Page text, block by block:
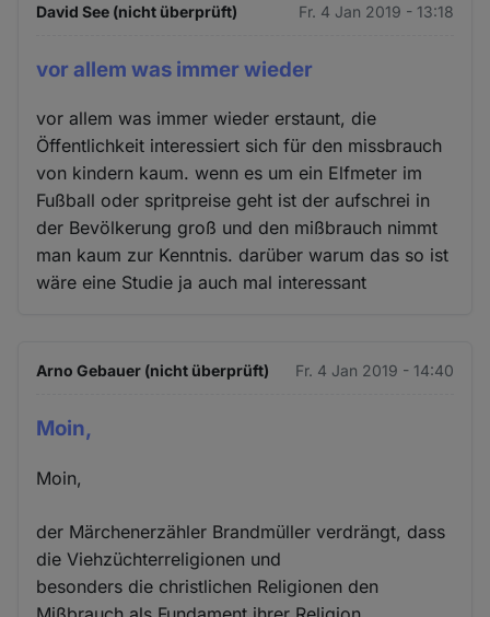
David See (nicht überprüft) Fr. 4 Jan 2019 - 13:18
vor allem was immer wieder
vor allem was immer wieder erstaunt, die
Öffentlichkeit interessiert sich für den missbrauch
von kindern kaum. wenn es um ein Elfmeter im
Fußball oder spritpreise geht ist der aufschrei in
der Bevölkerung groß und den mißbrauch nimmt
man kaum zur Kenntnis. darüber warum das so ist
wäre eine Studie ja auch mal interessant
Arno Gebauer (nicht überprüft) Fr. 4 Jan 2019 - 14:40
Moin,
Moin,
der Märchenerzähler Brandmüller verdrängt, dass
die Viehzüchterreligionen und
besonders die christlichen Religionen den